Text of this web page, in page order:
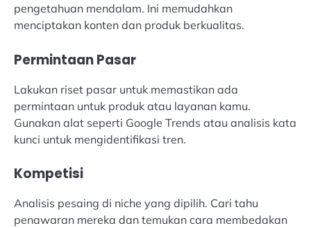
pengetahuan mendalam. Ini memudahkan
menciptakan konten dan produk berkualitas.
Permintaan Pasar
Lakukan riset pasar untuk memastikan ada
permintaan untuk produk atau layanan kamu.
Gunakan alat seperti Google Trends atau analisis kata
kunci untuk mengidentifikasi tren.
Kompetisi
Analisis pesaing di niche yang dipilih. Cari tahu
penawaran mereka dan temukan cara membedakan